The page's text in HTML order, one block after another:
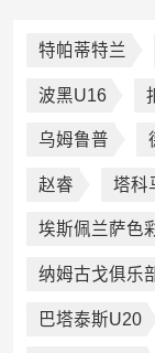
特帕蒂特兰
波黑U16
乌姆鲁普
赵睿 塔科
埃斯佩兰萨色
纳姆古戈俱乐
巴塔泰斯U20